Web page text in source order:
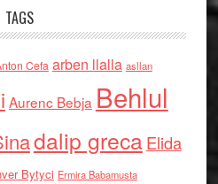
TAGS
Cefa arben llalla asllan
Aurenc Bebja Behlul
dalip grecaElida
Bytyci Ermira Babamusta